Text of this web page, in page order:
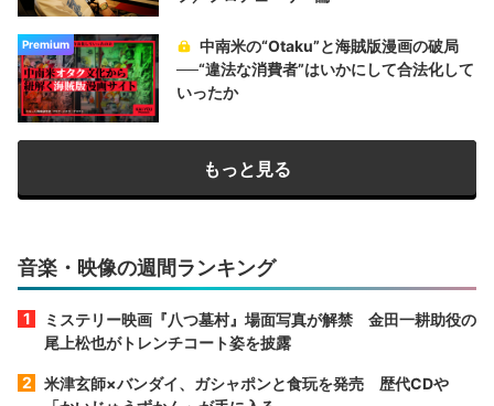
Premium
中南米の“Otaku”と海賊版漫画の破局
──“違法な消費者”はいかにして合法化して
いったか
もっと見る
音楽・映像の週間ランキング
ミステリー映画『八つ墓村』場面写真が解禁 金田一耕助役の
尾上松也がトレンチコート姿を披露
米津玄師×バンダイ、ガシャポンと食玩を発売 歴代CDや